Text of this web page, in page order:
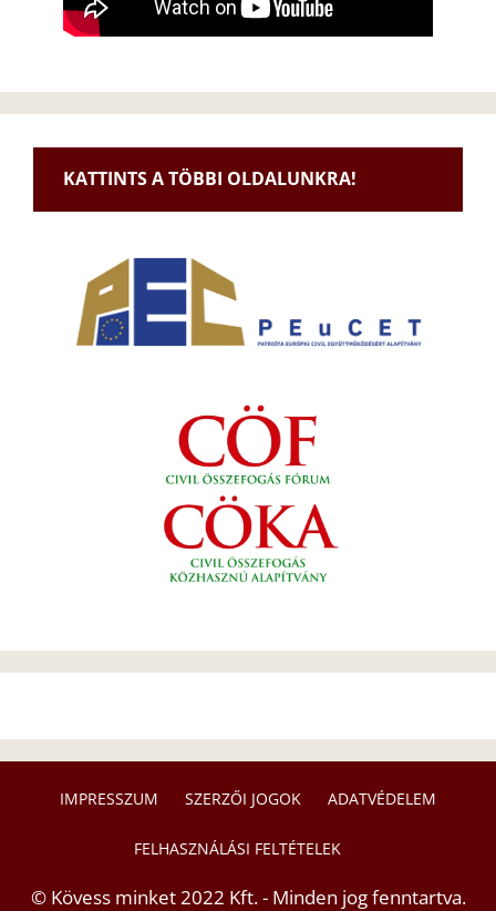
KATTINTS A TÖBBI OLDALUNKRA!
IMPRESSZUM SZERZŐI JOGOK ADATVÉDELEM
FELHASZNÁLÁSI FELTÉTELEK
© Kövess minket 2022 Kft. - Minden jog fenntartva.